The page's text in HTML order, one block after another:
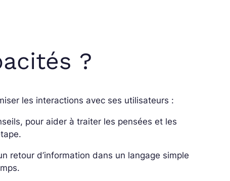
?
les interactions avec ses utilisateurs :
pour aider à traiter les pensées et les
retour d’information dans un langage simple